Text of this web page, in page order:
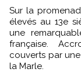
Sur la
élevés au 13e
une
française.
couverts par
la Marle.